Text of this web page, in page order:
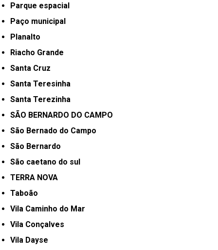
Parque espacial
Paço municipal
Planalto
Riacho Grande
Santa Cruz
Santa Teresinha
Santa Terezinha
SÃO BERNARDO DO CAMPO
São Bernado do Campo
São Bernardo
São caetano do sul
TERRA NOVA
Taboão
Vila Caminho do Mar
Vila Conçalves
Vila Dayse